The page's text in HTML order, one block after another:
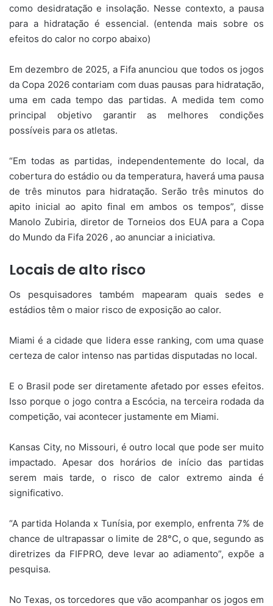
como desidratação e insolação. Nesse contexto, a pausa
para a hidratação é essencial. (entenda mais sobre os
efeitos do calor no corpo abaixo)
Em dezembro de 2025, a Fifa anunciou que todos os jogos
da Copa 2026 contariam com duas pausas para hidratação,
uma em cada tempo das partidas. A medida tem como
principal objetivo garantir as melhores condições
possíveis para os atletas.
“Em todas as partidas, independentemente do local, da
cobertura do estádio ou da temperatura, haverá uma pausa
de três minutos para hidratação. Serão três minutos do
apito inicial ao apito final em ambos os tempos”, disse
Manolo Zubiria, diretor de Torneios dos EUA para a Copa
do Mundo da Fifa 2026 , ao anunciar a iniciativa.
Locais de alto risco
Os pesquisadores também mapearam quais sedes e
estádios têm o maior risco de exposição ao calor.
Miami é a cidade que lidera esse ranking, com uma quase
certeza de calor intenso nas partidas disputadas no local.
E o Brasil pode ser diretamente afetado por esses efeitos.
Isso porque o jogo contra a Escócia, na terceira rodada da
competição, vai acontecer justamente em Miami.
Kansas City, no Missouri, é outro local que pode ser muito
impactado. Apesar dos horários de início das partidas
serem mais tarde, o risco de calor extremo ainda é
significativo.
“A partida Holanda x Tunísia, por exemplo, enfrenta 7% de
chance de ultrapassar o limite de 28°C, o que, segundo as
diretrizes da FIFPRO, deve levar ao adiamento”, expõe a
pesquisa.
No Texas, os torcedores que vão acompanhar os jogos em